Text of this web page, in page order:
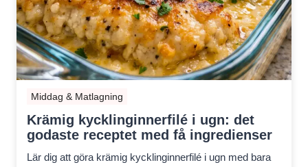
Middag & Matlagning
Krämig kycklinginnerfilé i ugn: det
godaste receptet med få ingredienser
Lär dig att göra krämig kycklinginnerfilé i ugn med bara